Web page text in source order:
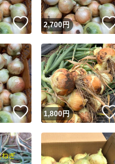
いいね！
2,700円
いいね！
1,800円